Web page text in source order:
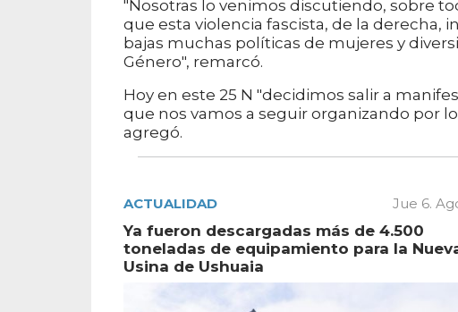
"Nosotras lo venimos discutiendo, sobre
que esta violencia fascista, de la derecha,
bajas muchas políticas de mujeres y
Género", remarcó.
Hoy en este 25 N "decidimos salir a
que nos vamos a seguir organizando por
agregó.
ACTUALIDAD Jue 6.
Ya fueron descargadas más de 4.500
toneladas de equipamiento para la
Usina de Ushuaia